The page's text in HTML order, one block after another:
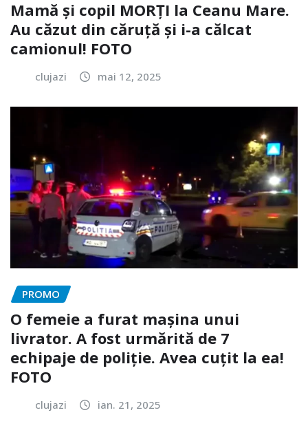
Mamă și copil MORȚI la Ceanu Mare.
Au căzut din căruță și i-a călcat
camionul! FOTO
clujazi mai 12, 2025
PROMO
O femeie a furat mașina unui
livrator. A fost urmărită de 7
echipaje de poliție. Avea cuțit la ea!
FOTO
clujazi ian. 21, 2025